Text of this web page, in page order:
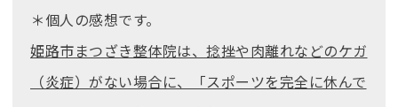
＊個人の感想です。
姫路市まつざき整体院は、捻挫や肉離れなどのケガ
（炎症）がない場合に、「スポーツを完全に休んで